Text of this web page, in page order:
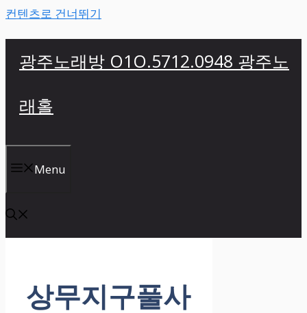
컨텐츠로 건너뛰기
광주노래방 O1O.5712.0948 광주노
래홀
Menu
상무지구풀사